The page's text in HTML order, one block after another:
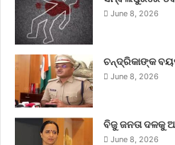
June 8, 2026
ଚନ୍ଦ୍ରିକାଙ୍କ
June 8, 2026
ବିଜୁ ଜନତା ଦଳକୁ
June 8, 2026